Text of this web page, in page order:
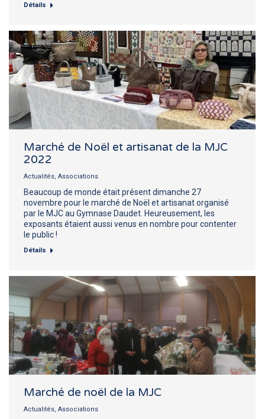
Détails
Marché de Noël et artisanat de la MJC
2022
Actualités, Associations
Beaucoup de monde était présent dimanche 27
novembre pour le marché de Noël et artisanat organisé
par le MJC au Gymnase Daudet. Heureusement, les
exposants étaient aussi venus en nombre pour contenter
le public !
Détails
Marché de noël de la MJC
Actualités, Associations